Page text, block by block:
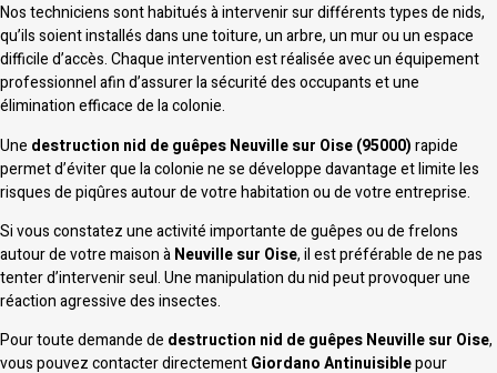
Nos techniciens sont habitués à intervenir sur différents types de nids,
qu’ils soient installés dans une toiture, un arbre, un mur ou un espace
difficile d’accès. Chaque intervention est réalisée avec un équipement
professionnel afin d’assurer la sécurité des occupants et une
élimination efficace de la colonie.
Une destruction nid de guêpes Neuville sur Oise (95000)rapide
permet d’éviter que la colonie ne se développe davantage et limite les
risques de piqûres autour de votre habitation ou de votre entreprise.
Si vous constatez une activité importante de guêpes ou de frelons
autour de votre maison àNeuville sur Oise, il est préférable de ne pas
tenter d’intervenir seul. Une manipulation du nid peut provoquer une
réaction agressive des insectes.
Pour toute demande de destruction nid de guêpes Neuville sur Oise,
vous pouvez contacter directementGiordano Antinuisiblepour